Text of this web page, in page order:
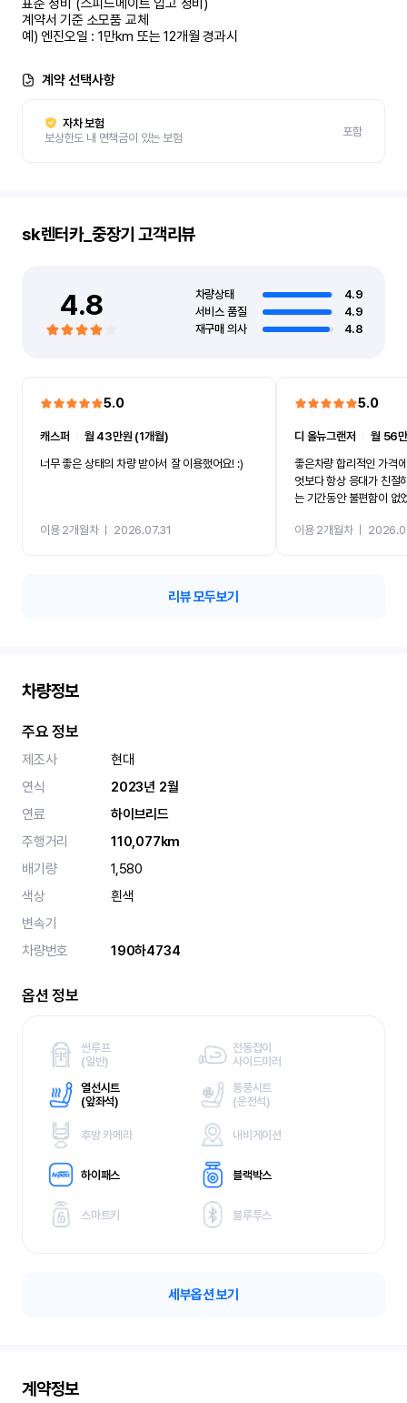
표준 정비 (스피드메이트 입고 정비)
계약서 기준 소모품 교체
예) 엔진오일 : 1만km 또는 12개월 경과시
계약 선택사항
자차 보험
보상한도 내 면책금이 있는 보험
포함
sk렌터카_중장기 고객리뷰
4.8 차량상태
4.9
서비스 품질
4.9
재구매 의사
4.8
5.0
캐스퍼
월 43만원 (1개월)
너무 좋은 상태의 차량 받아서 잘 이용했어요! :)
이용 2개월차ㅣ 2026.07.31
5.0
디 올뉴그랜저 ㅣ월 56
좋은차량 합리적인 가격
엇보다 항상 응대가 친절
는 기간동안 불편함이 없
카 렌트 고민없이 강추합
이용 2개월차ㅣ
리뷰 모두보기
차량정보
주요 정보
제조사
현대
연식
2023년 2월
연료
하이브리드
주행거리
110,077km
배기량
1,580
색상
흰색
변속기
차량번호
190하4734
옵션 정보
썬루프
(일반)
전동접이
사이드미러
열선시트
(앞좌석)
통풍시트
(운전석)
후방 카메라 내비게이션
하이패스 블랙박스
스마트키 블루투스
세부옵션 보기
계약정보